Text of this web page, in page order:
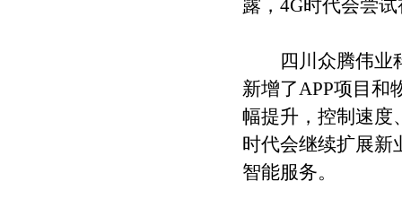
露，4G时代会尝
四川众腾伟业科
新增了APP项目和
幅提升，控制速度
时代会继续扩展新
智能服务。